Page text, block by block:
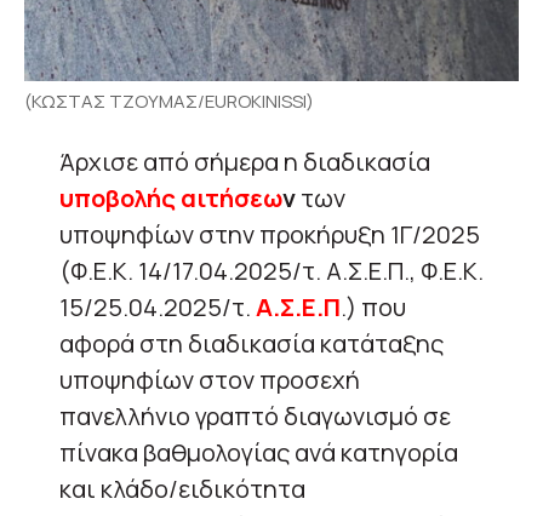
(ΚΩΣΤΑΣ ΤΖΟΥΜΑΣ/EUROKINISSI)
Άρχισε από σήμερα η διαδικασία
υποβολής αιτήσεωντων
υποψηφίων στην προκήρυξη 1Γ/2025
(Φ.Ε.Κ. 14/17.04.2025/τ. Α.Σ.Ε.Π., Φ.Ε.Κ.
15/25.04.2025/τ.Α.Σ.Ε.Π.) που
αφορά στη διαδικασία κατάταξης
υποψηφίων στον προσεχή
πανελλήνιο γραπτό διαγωνισμό σε
πίνακα βαθμολογίας ανά κατηγορία
και κλάδο/ειδικότητα